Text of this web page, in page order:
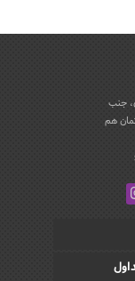
جنب
هم